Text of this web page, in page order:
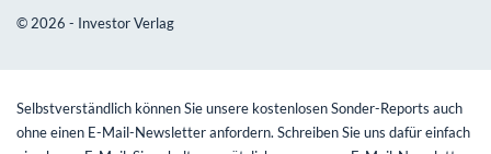
© 2026 - Investor Verlag
Selbstverständlich können Sie unsere kostenlosen Sonder-Reports auch
ohne einen E-Mail-Newsletter anfordern. Schreiben Sie uns dafür einfach